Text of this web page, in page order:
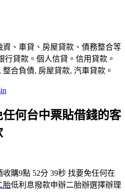
、車貸、房屋貸款、債務整合等
行貸款。個人信貸。信用貸款。
合負債, 房屋貸款, 汽車貸款。
何台中票貼借錢的客
購9點 52分 39秒 找要免任何在
胎低利息撥款申辦二胎辦選擇辦理